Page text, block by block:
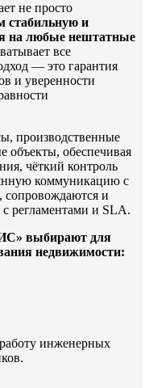
не просто
стабильную и
на любые нештатные
все
— это гарантия
и уверенности
производственные
объекты, обеспечивая
чёткий контроль
коммуникацию с
сопровождаются и
с регламентами и SLA.
выбирают для
недвижимости:
инженерных